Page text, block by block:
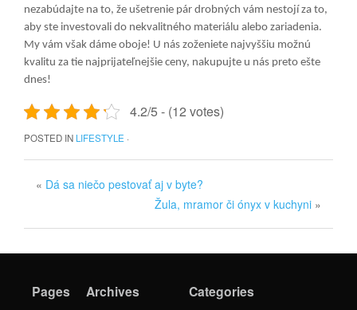
nezabúdajte na to, že ušetrenie pár drobných vám nestojí za to,
aby ste investovali do nekvalitného materiálu alebo zariadenia.
My vám však dáme oboje! U nás zoženiete najvyššiu možnú
kvalitu za tie najprijateľnejšie ceny, nakupujte u nás preto ešte
dnes!
4.2/5 - (12 votes)
POSTED IN LIFESTYLE ·
« Dá sa niečo pestovať aj v byte?
Žula, mramor či ónyx v kuchyni »
Pages
Archives
Categories